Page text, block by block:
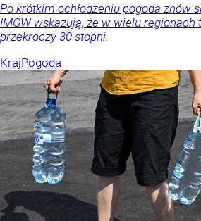
Po krótkim ochłodzeniu pogoda znów
IMGW wskazują, że w wielu regionach
przekroczy 30 stopni.
KrajPogoda